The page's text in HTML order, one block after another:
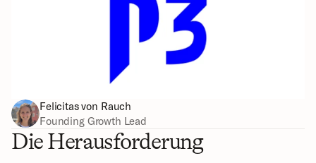
Felicitas von Rauch
Founding Growth Lead
Die Herausforderung